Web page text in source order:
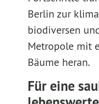
Berlin zur
biodiversen
Metropole mit
Bäume heran.
Für eine